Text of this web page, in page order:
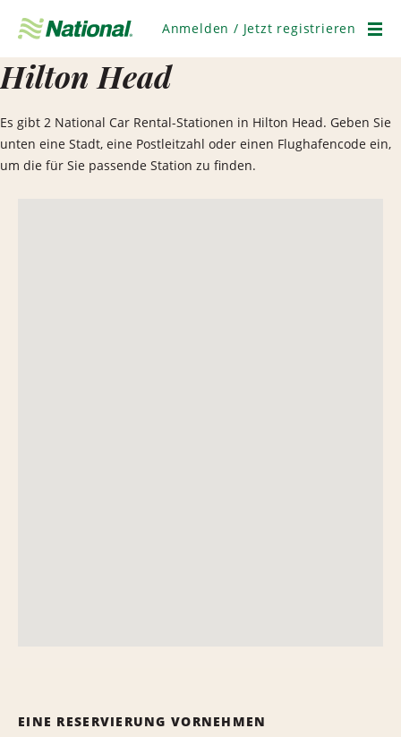
überspringen
Anmelden / Jetzt registrieren
Hilton Head
Es gibt 2 National Car Rental-Stationen in Hilton Head. Geben Sie
unten eine Stadt, eine Postleitzahl oder einen Flughafencode ein,
um die für Sie passende Station zu finden.
EINE RESERVIERUNG VORNEHMEN